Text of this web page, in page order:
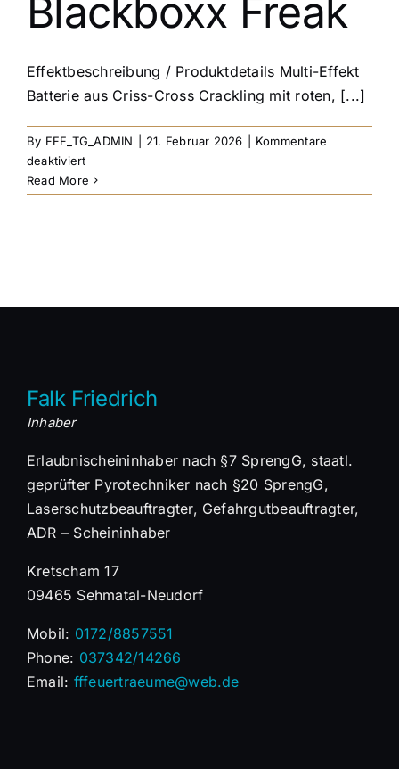
Blackboxx Freak
Effektbeschreibung / Produktdetails Multi-Effekt
Batterie aus Criss-Cross Crackling mit roten, [...]
By FFF_TG_ADMIN 21. Februar 2026
Kommentare
deaktiviertfür
Blackboxx
Freak
Read More
Falk Friedrich
Inhaber
Erlaubnischeininhaber nach §7 SprengG, staatl.
geprüfter Pyrotechniker nach §20 SprengG,
Laserschutzbeauftragter, Gefahrgutbeauftragter,
ADR – Scheininhaber
Kretscham 17
09465 Sehmatal-Neudorf
Mobil: 0172/8857551
Phone: 037342/14266
Email: fffeuertraeume@web.de